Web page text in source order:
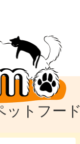
ットフード